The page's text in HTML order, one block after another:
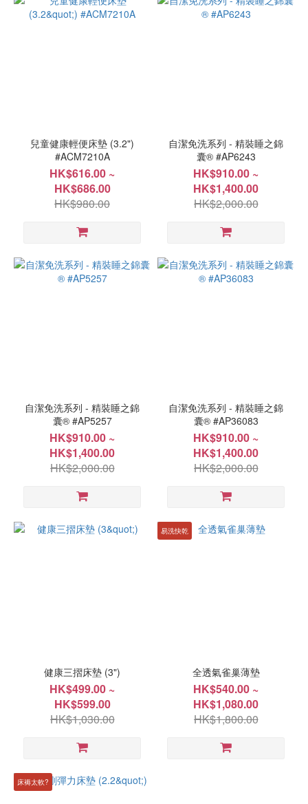
兒童健康輕便床墊 (3.2")
#ACM7210A
HK$616.00 ~
HK$686.00
HK$980.00
自潔免洗系列 - 精裝睡之錦
囊® #AP6243
HK$910.00 ~
HK$1,400.00
HK$2,000.00
自潔免洗系列 - 精裝睡之錦
囊® #AP5257
HK$910.00 ~
HK$1,400.00
HK$2,000.00
自潔免洗系列 - 精裝睡之錦
囊® #AP36083
HK$910.00 ~
HK$1,400.00
HK$2,000.00
健康三摺床墊 (3")
HK$499.00 ~
HK$599.00
HK$1,030.00
易洗快乾
全透氣雀巢薄墊
HK$540.00 ~
HK$1,080.00
HK$1,800.00
床褥太軟?